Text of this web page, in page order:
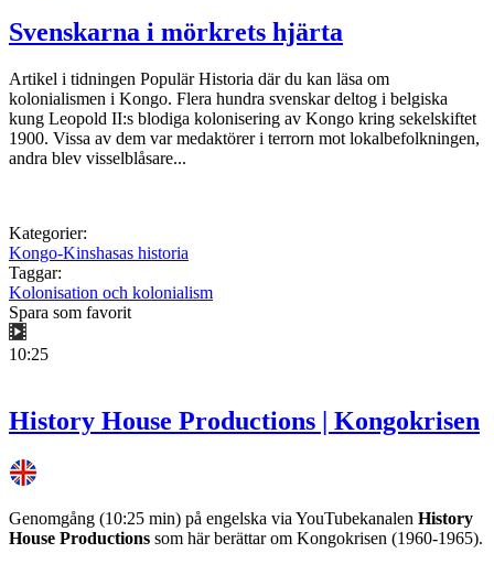
Svenskarna i mörkrets hjärta
Artikel i tidningen Populär Historia där du kan läsa om
kolonialismen i Kongo. Flera hundra svenskar deltog i belgiska
kung Leopold II:s blodiga kolonisering av Kongo kring sekelskiftet
1900. Vissa av dem var medaktörer i terrorn mot lokalbefolkningen,
andra blev visselblåsare...
Kategorier:
Kongo-Kinshasas historia
Taggar:
Kolonisation och kolonialism
Spara som favorit
10:25
History House Productions | Kongokrisen
Genomgång (10:25 min) på engelska via YouTubekanalen History
House Productions som här berättar om Kongokrisen (1960-1965).